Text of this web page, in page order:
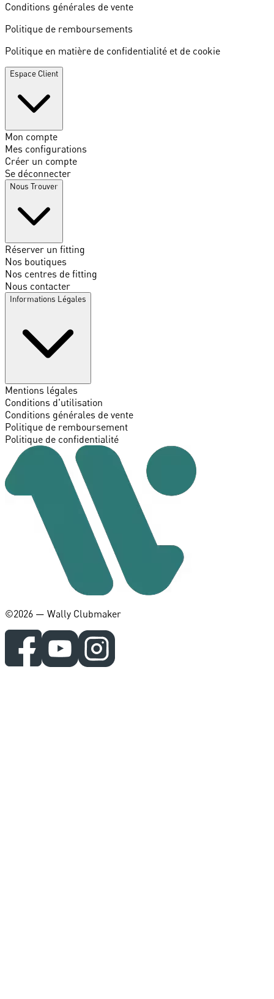
Conditions générales de vente
Politique de remboursements
Politique en matière de confidentialité et de cookie
Espace Client
Mon compte
Mes configurations
Créer un compte
Se déconnecter
Nous Trouver
Réserver un fitting
Nos boutiques
Nos centres de fitting
Nous contacter
Informations Légales
Mentions légales
Conditions d'utilisation
Conditions générales de vente
Politique de remboursement
Politique de confidentialité
©️2026 — Wally Clubmaker